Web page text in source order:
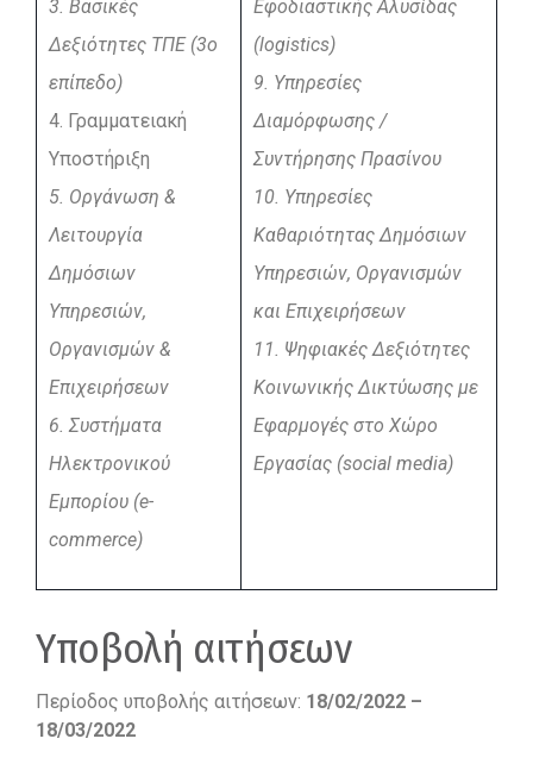
3. Βασικές
Δεξιότητες ΤΠΕ (3ο
επίπεδο)
4. Γραμματειακή
Υποστήριξη
5. Οργάνωση &
Λειτουργία
Δημόσιων
Υπηρεσιών,
Οργανισμών &
Επιχειρήσεων
6. Συστήματα
Ηλεκτρονικού
Εμπορίου (e-
commerce)
Εφοδιαστικής Αλυσίδας
(logistics)
9. Υπηρεσίες
Διαμόρφωσης /
Συντήρησης Πρασίνου
10. Υπηρεσίες
Καθαριότητας Δημόσιων
Υπηρεσιών, Οργανισμών
και Επιχειρήσεων
11. Ψηφιακές Δεξιότητες
Κοινωνικής Δικτύωσης με
Εφαρμογές στο Χώρο
Εργασίας (social media)
Υποβολή αιτήσεων
Περίοδος υποβολής αιτήσεων: 18/02/2022 –
18/03/2022